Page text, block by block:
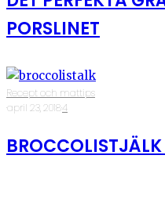
PORSLINET
Recept och mattips
·april 23, 2018·4